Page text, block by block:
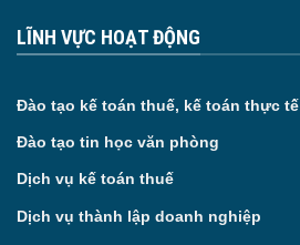
LĨNH VỰC HOẠT ĐỘNG
Đào tạo kế toán thuế, kế toán thực tế
Đào tạo tin học văn phòng
Dịch vụ kế toán thuế
Dịch vụ thành lập doanh nghiệp